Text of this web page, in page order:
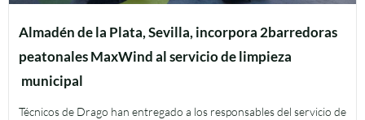
Almadén de la Plata, Sevilla, incorpora 2barredoras
peatonales MaxWind al servicio de limpieza
municipal
Técnicos de Drago han entregado a los responsables del servicio de